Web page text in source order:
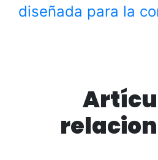
diseñada para la